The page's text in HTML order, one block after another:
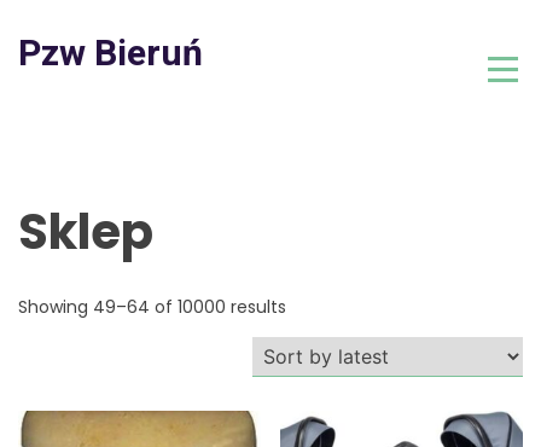
content
Pzw Bieruń
Sklep
Showing 49–64 of 10000 results